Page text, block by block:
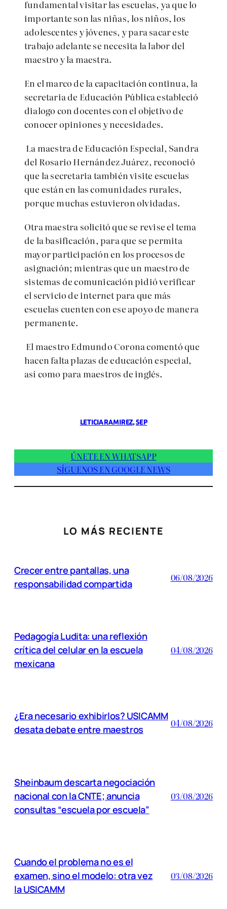
fundamental visitar las escuelas, ya que lo
importante son las niñas, los niños, los
adolescentes y jóvenes, y para sacar este
trabajo adelante se necesita la labor del
maestro y la maestra.
En el marco de la capacitación continua, la
secretaria de Educación Pública estableció
dialogo con docentes con el objetivo de
conocer opiniones y necesidades.
La maestra de Educación Especial, Sandra
del Rosario Hernández Juárez, reconoció
que la secretaria también visite escuelas
que están en las comunidades rurales,
porque muchas estuvieron olvidadas.
Otra maestra solicitó que se revise el tema
de la basificación, para que se permita
mayor participación en los procesos de
asignación; mientras que un maestro de
sistemas de comunicación pidió verificar
el servicio de internet para que más
escuelas cuenten con ese apoyo de manera
permanente.
El maestro Edmundo Corona comentó que
hacen falta plazas de educación especial,
así como para maestros de inglés.
LETICIA RAMIREZ, SEP
ÚNETE EN WHATSAPP
SÍGUENOS EN GOOGLE NEWS
LO MÁS RECIENTE
Crecer entre pantallas, una
responsabilidad compartida
06/08/2026
Pedagogía Ludita: una reflexión
crítica del celular en la escuela
mexicana
04/08/2026
¿Era necesario exhibirlos? USICAMM
desata debate entre maestros
04/08/2026
Sheinbaum descarta negociación
nacional con la CNTE; anuncia
consultas “escuela por escuela”
03/08/2026
Cuando el problema no es el
examen, sino el modelo: otra vez
la USICAMM
03/08/2026